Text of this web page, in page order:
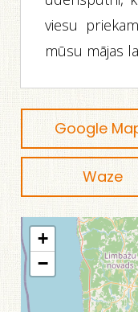
viesu
mūsu mājas
Google
Waze
+
−